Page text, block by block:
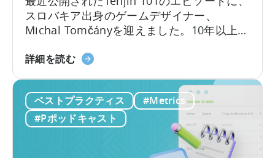
エ
イ
ィ
ス
ト
の
スロバキア出身のゲームデザイナー、
Michal Tomčányを迎えました。10年以上に
携わってきた彼が、モバイルゲーム業界で
の一つ、「ユニット・エコノミクス（単位
経済）」について、わかりやすく解説して
くださいました。
詳細を読む「F2P
ム
の
ユ
ベストプラクティス
#Metrics
#Pポッドキャスト